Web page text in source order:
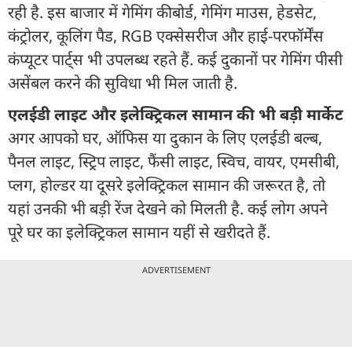
रही है. इस बाजार में गेमिंग कीबोर्ड, गेमिंग माउस, हेडसेट,
कंट्रोलर, कूलिंग पैड, RGB एक्सेसरीज और हाई-परफॉर्मेंस
कंप्यूटर पार्ट्स भी उपलब्ध रहते हैं. कई दुकानों पर गेमिंग पीसी
असेंबल करने की सुविधा भी मिल जाती है.
एलईडी लाइट और इलेक्ट्रिकल सामान की भी बड़ी मार्केट
अगर आपको घर, ऑफिस या दुकान के लिए एलईडी बल्ब,
पैनल लाइट, स्ट्रिप लाइट, फैंसी लाइट, स्विच, वायर, एमसीबी,
प्लग, होल्डर या दूसरे इलेक्ट्रिकल सामान की जरूरत है, तो
यहां उनकी भी बड़ी रेंज देखने को मिलती है. कई लोग अपने
पूरे घर का इलेक्ट्रिकल सामान यहीं से खरीदते हैं.
ADVERTISEMENT